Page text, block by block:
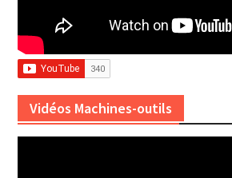
Vidéos Machines-outils